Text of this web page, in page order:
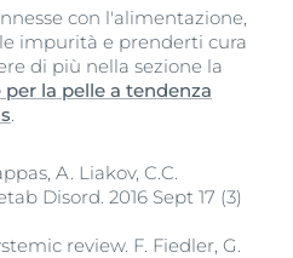
con l'alimentazione,
impurità e prenderti cura
di più nella sezione la
la pelle a tendenza
.
A. Liakov, C.C.
Disord. 2016 Sept 17 (3)
review. F. Fiedler, G.